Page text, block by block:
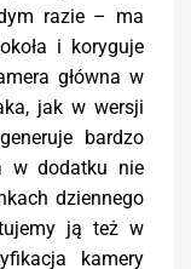
razie – ma
i koryguje
główna w
jak w wersji
bardzo
w dodatku nie
dziennego
ją też w
kamery